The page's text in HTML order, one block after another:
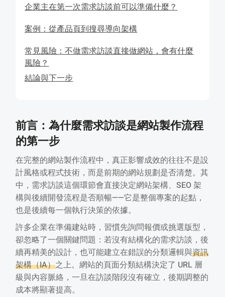
企業主在第一次需求訪談前可以準備什麼？
案例：從產品頁到搜尋導向架構
常見風險：不做需求訪談直接做網站，會有什麼
風險？
結論與下一步
前言：為什麼需求訪談是網站製作流程
的第一步
在完整的網站製作流程中，真正影響成效的往往不是設
計風格或程式技術，而是前期的網站規劃是否清楚。其
中，需求訪談這個環節會直接決定網站架構、SEO 架
構與後續開發流程是否順暢——它是整個專案的起點，
也是後續每一個執行決策的依據。
許多企業在準備建站時，習慣先詢問報價或挑選版型，
卻忽略了一個關鍵問題：若沒有結構化的需求訪談，後
續再精美的設計，也可能建立在錯誤的分類邏輯與資訊
架構（IA）之上。網站的頁面分類結構決定了 URL 層
級與內容脈絡，一旦在訪談階段沒有確立，後期調整的
成本將顯著提高。